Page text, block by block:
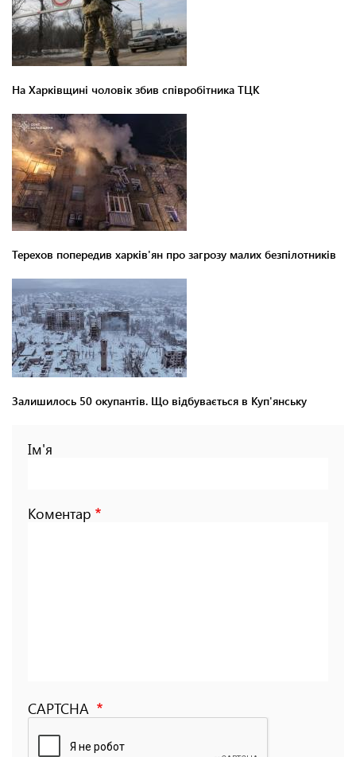
На Харківщині чоловік збив співробітника ТЦК
Терехов попередив харків'ян про загрозу малих безпілотників
Залишилось 50 окупантів. Що відбувається в Куп'янську
Ім'я
Коментар
CAPTCHA